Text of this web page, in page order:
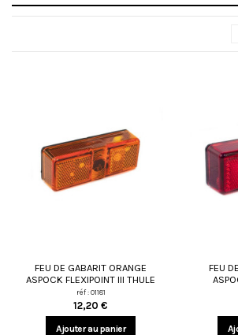
FEU DE GABARIT ORANGE
ASPOCK FLEXIPOINT III THULE
réf : 01181
12,20 €
Ajouter au panier
FEU